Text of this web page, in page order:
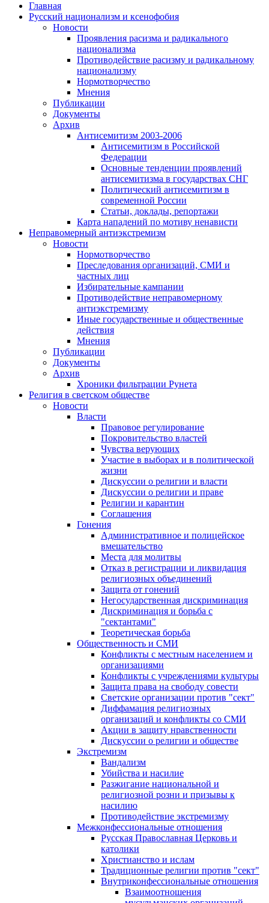
Главная
Русский национализм и ксенофобия
Новости
Проявления расизма и радикального
национализма
Противодействие расизму и радикальному
национализму
Нормотворчество
Мнения
Публикации
Документы
Архив
Антисемитизм 2003-2006
Антисемитизм в Российской
Федерации
Основные тенденции проявлений
антисемитизма в государствах СНГ
Политический антисемитизм в
современной России
Статьи, доклады, репортажи
Карта нападений по мотиву ненависти
Неправомерный антиэкстремизм
Новости
Нормотворчество
Преследования организаций, СМИ и
частных лиц
Избирательные кампании
Противодействие неправомерному
антиэкстремизму
Иные государственные и общественные
действия
Мнения
Публикации
Документы
Архив
Хроники фильтрации Рунета
Религия в светском обществе
Новости
Власти
Правовое регулирование
Покровительство властей
Чувства верующих
Участие в выборах и в политической
жизни
Дискуссии о религии и власти
Дискуссии о религии и праве
Религии и карантин
Соглашения
Гонения
Административное и полицейское
вмешательство
Места для молитвы
Отказ в регистрации и ликвидация
религиозных объединений
Защита от гонений
Негосударственная дискриминация
Дискриминация и борьба с
"сектантами"
Теоретическая борьба
Общественность и СМИ
Конфликты с местным населением и
организациями
Конфликты с учреждениями культуры
Защита права на свободу совести
Светские организации против "сект"
Диффамация религиозных
организаций и конфликты со СМИ
Акции в защиту нравственности
Дискуссии о религии и обществе
Экстремизм
Вандализм
Убийства и насилие
Разжигание национальной и
религиозной розни и призывы к
насилию
Противодействие экстремизму
Межконфессиональные отношения
Русская Православная Церковь и
католики
Христианство и ислам
Традиционные религии против "сект"
Внутриконфессиональные отношения
Взаимоотношения